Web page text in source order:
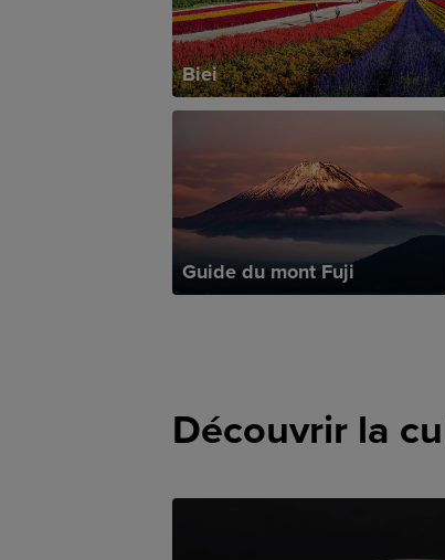
Biei
Guide du mont Fuji
Découvrir la